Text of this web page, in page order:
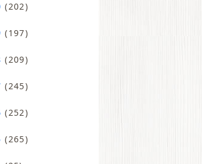
(202)
(197)
(209)
(245)
(252)
(265)